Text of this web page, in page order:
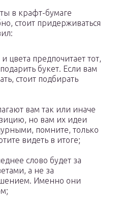
в крафт-бумаге
стоит придерживаться
цвета предпочитает тот,
букет. Если вам
стоит подбирать
вам так или иначе
но вам их идеи
помните, только
видеть в итоге;
слово будет за
а не за
Именно они